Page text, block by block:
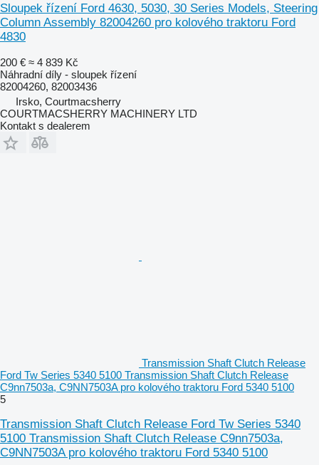
Sloupek řízení Ford 4630, 5030, 30 Series Models, Steering
Column Assembly 82004260 pro kolového traktoru Ford
4830
200 € ≈ 4 839 Kč
Náhradní díly - sloupek řízení
82004260, 82003436
Irsko, Courtmacsherry
COURTMACSHERRY MACHINERY LTD
Kontakt s dealerem
Transmission Shaft Clutch Release
Ford Tw Series 5340 5100 Transmission Shaft Clutch Release
C9nn7503a, C9NN7503A pro kolového traktoru Ford 5340 5100
5
Transmission Shaft Clutch Release Ford Tw Series 5340
5100 Transmission Shaft Clutch Release C9nn7503a,
C9NN7503A pro kolového traktoru Ford 5340 5100